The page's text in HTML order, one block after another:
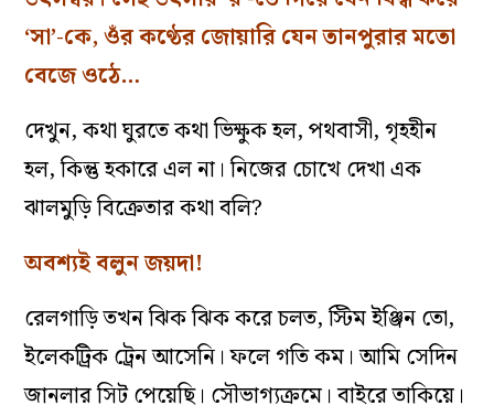
‘সা’-কে, ওঁর কণ্ঠের জোয়ারি যেন তানপুরার মতো
বেজে ওঠে…
দেখুন, কথা ঘুরতে কথা ভিক্ষুক হল, পথবাসী, গৃহহীন
হল, কিন্তু হকারে এল না। নিজের চোখে দেখা এক
ঝালমুড়ি বিক্রেতার কথা বলি?
অবশ্যই বলুন জয়দা!
রেলগাড়ি তখন ঝিক ঝিক করে চলত, স্টিম ইঞ্জিন তো,
ইলেকট্রিক ট্রেন আসেনি। ফলে গতি কম। আমি সেদিন
জানলার সিট পেয়েছি। সৌভাগ্যক্রমে। বাইরে তাকিয়ে।